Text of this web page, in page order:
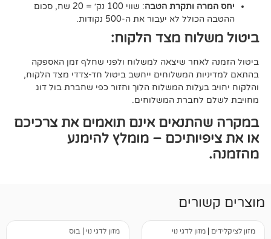
ותקרת הטבה
: שווי 100 נק׳ = 20 שח, סכום
לא יעבור את ה-500 נקודות.
מצד הלקוח:
שיצאה למשלוח ולפני שחלף זמן האספקה
המשלוחים ייחשב ביטול חד-צדדי מצד הלקוח,
המשלוח הלוך וחזור כפי שחברת בול דוג
המשלוחים.
אינם תואמים את צרכיכם
– מומלץ להימנע
לדגי נוי מזון לדגי נוי